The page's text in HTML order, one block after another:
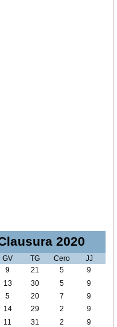
2020
GV TG Cero
JJ
9 21 5
9
13 30 5
9
5 20 7
9
14 29 2
9
11 31 2
9